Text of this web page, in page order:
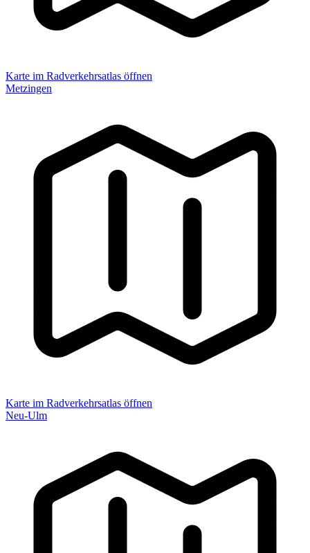
Karte im Radverkehrsatlas öffnen
Metzingen
Karte im Radverkehrsatlas öffnen
Neu-Ulm